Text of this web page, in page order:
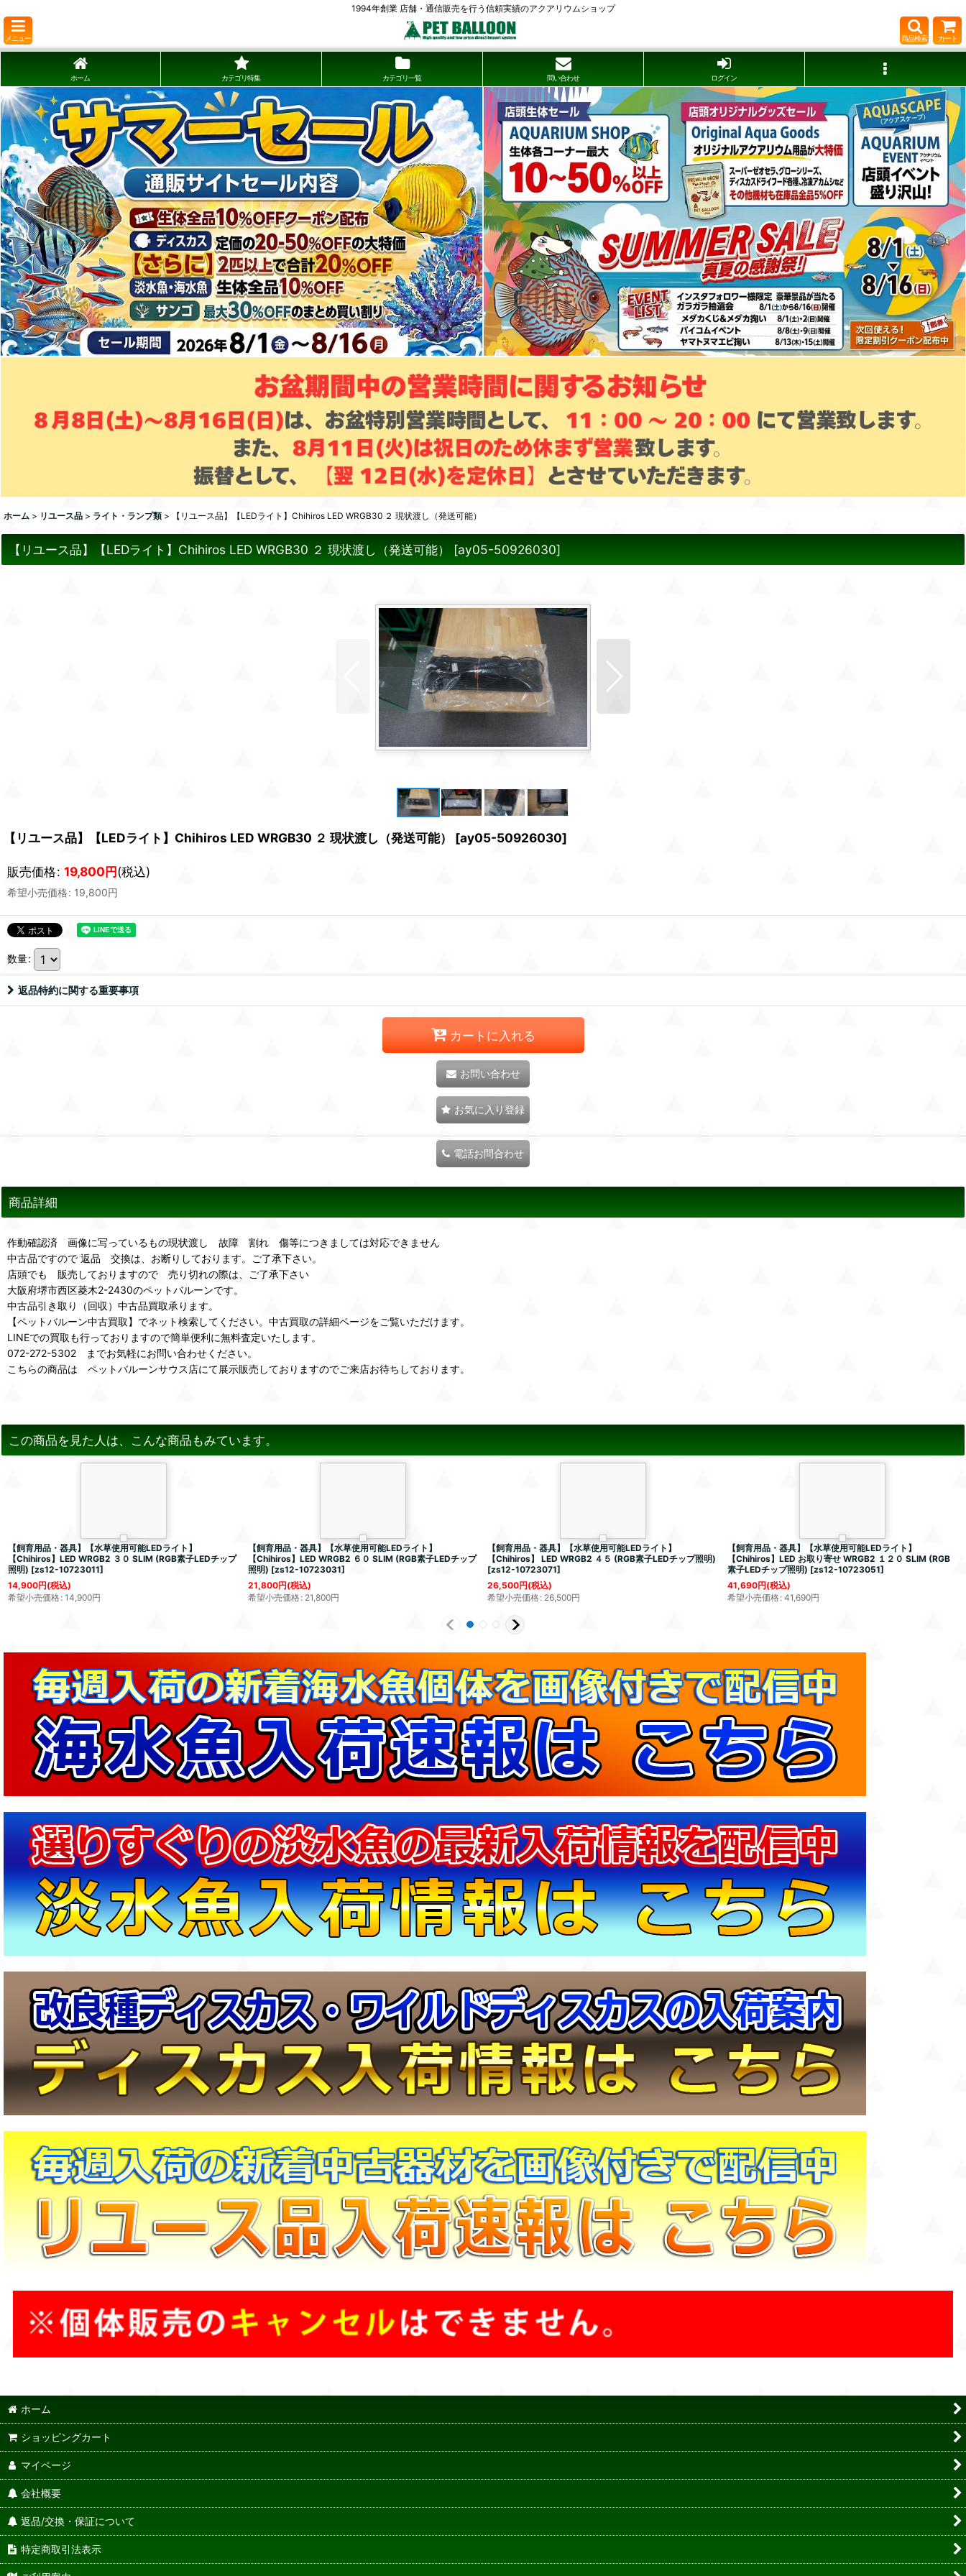
1994年創業 店舗・通信販売を行う信頼実績のアクアリウムショップ
メニュー 商品検索 カート
ホーム カテゴリ特集 カテゴリ一覧 問い合わせ ログイン
ホーム > リユース品 > ライト・ランプ類 > 【リユース品】【LEDライト】Chihiros LED WRGB30 ２ 現状渡し（発送可能）
【リユース品】【LEDライト】Chihiros LED WRGB30 ２ 現状渡し（発送可能） [ay05-50926030]
【リユース品】【LEDライト】Chihiros LED WRGB30 ２ 現状渡し（発送可能） [ay05-50926030]
販売価格: 19,800円(税込)
希望小売価格: 19,800円
数量:
返品特約に関する重要事項
カートに入れる
お問い合わせ
お気に入り登録
電話お問合わせ
商品詳細
作動確認済 画像に写っているもの現状渡し 故障 割れ 傷等につきましては対応できません
中古品ですので 返品 交換は、お断りしております。ご了承下さい。
店頭でも 販売しておりますので 売り切れの際は、ご了承下さい
大阪府堺市西区菱木2-2430のペットバルーンです。
中古品引き取り（回収）中古品買取承ります。
【ペットバルーン中古買取】でネット検索してください。中古買取の詳細ページをご覧いただけます。
LINEでの買取も行っておりますので簡単便利に無料査定いたします。
072-272-5302 までお気軽にお問い合わせください。
こちらの商品は ペットバルーンサウス店にて展示販売しておりますのでご来店お待ちしております。
この商品を見た人は、こんな商品もみています。
【飼育用品・器具】【水草使用可能LEDライト】
【Chihiros】LED WRGB2 ３０ SLIM (RGB素子LEDチップ
照明) [zs12-10723011]
14,900円(税込)
希望小売価格: 14,900円
【飼育用品・器具】【水草使用可能LEDライト】
【Chihiros】LED WRGB2 ６０ SLIM (RGB素子LEDチップ
照明) [zs12-10723031]
21,800円(税込)
希望小売価格: 21,800円
【飼育用品・器具】【水草使用可能LEDライト】
【Chihiros】 LED WRGB2 ４５ (RGB素子LEDチップ照明)
[zs12-10723071]
26,500円(税込)
希望小売価格: 26,500円
【飼育用品・器具】【水草使用可能LEDライト】
【Chihiros】LED お取り寄せ WRGB2 １２０ SLIM (RGB
素子LEDチップ照明) [zs12-10723051]
41,690円(税込)
希望小売価格: 41,690円
ホーム
ショッピングカート
マイページ
会社概要
返品/交換・保証について
特定商取引法表示